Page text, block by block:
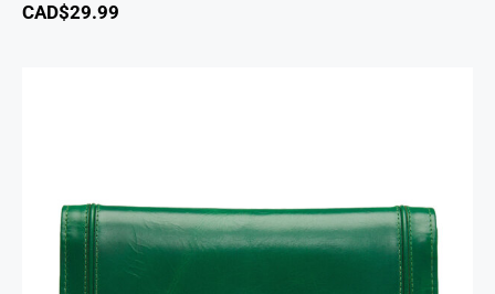
CAD$29.99
South Beach portefeuille RFID à trois volets